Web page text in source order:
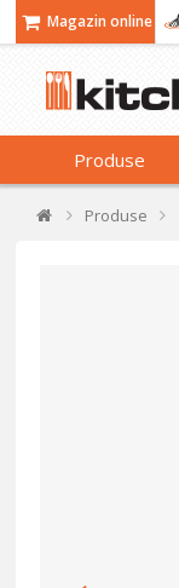
Magazin online
Produse
Produse